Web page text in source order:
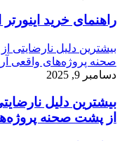
راهنمای خرید
بیشترین دلیل
صحنه پروژه‌های واقعی
دسامبر 9, 2025
بیشترین دلیل
از پشت صحنه